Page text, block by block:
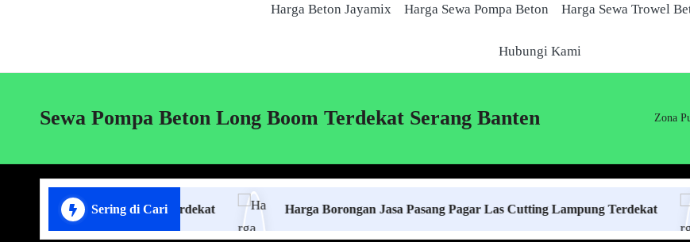
Harga Beton Jayamix Harga Sewa Pompa Beton Harga Sewa Trowel
Hubungi Kami
Sewa Pompa Beton Long Boom Terdekat Serang Banten Zona
Sering di Cari
Plafon Lampung Terdekat Harga Borongan Jasa Pasang Pagar Las Cutting Lampung Terdekat